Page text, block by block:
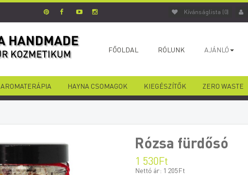
Kívánságlista (0)
FŐOLDAL RÓLUNK AJÁNLÓ
AROMATERÁPIA HAYNA CSOMAGOK KIEGÉSZÍTŐK ZERO WASTE
Rózsa fürdősó
1 530Ft
Nettó ár: 1 205Ft